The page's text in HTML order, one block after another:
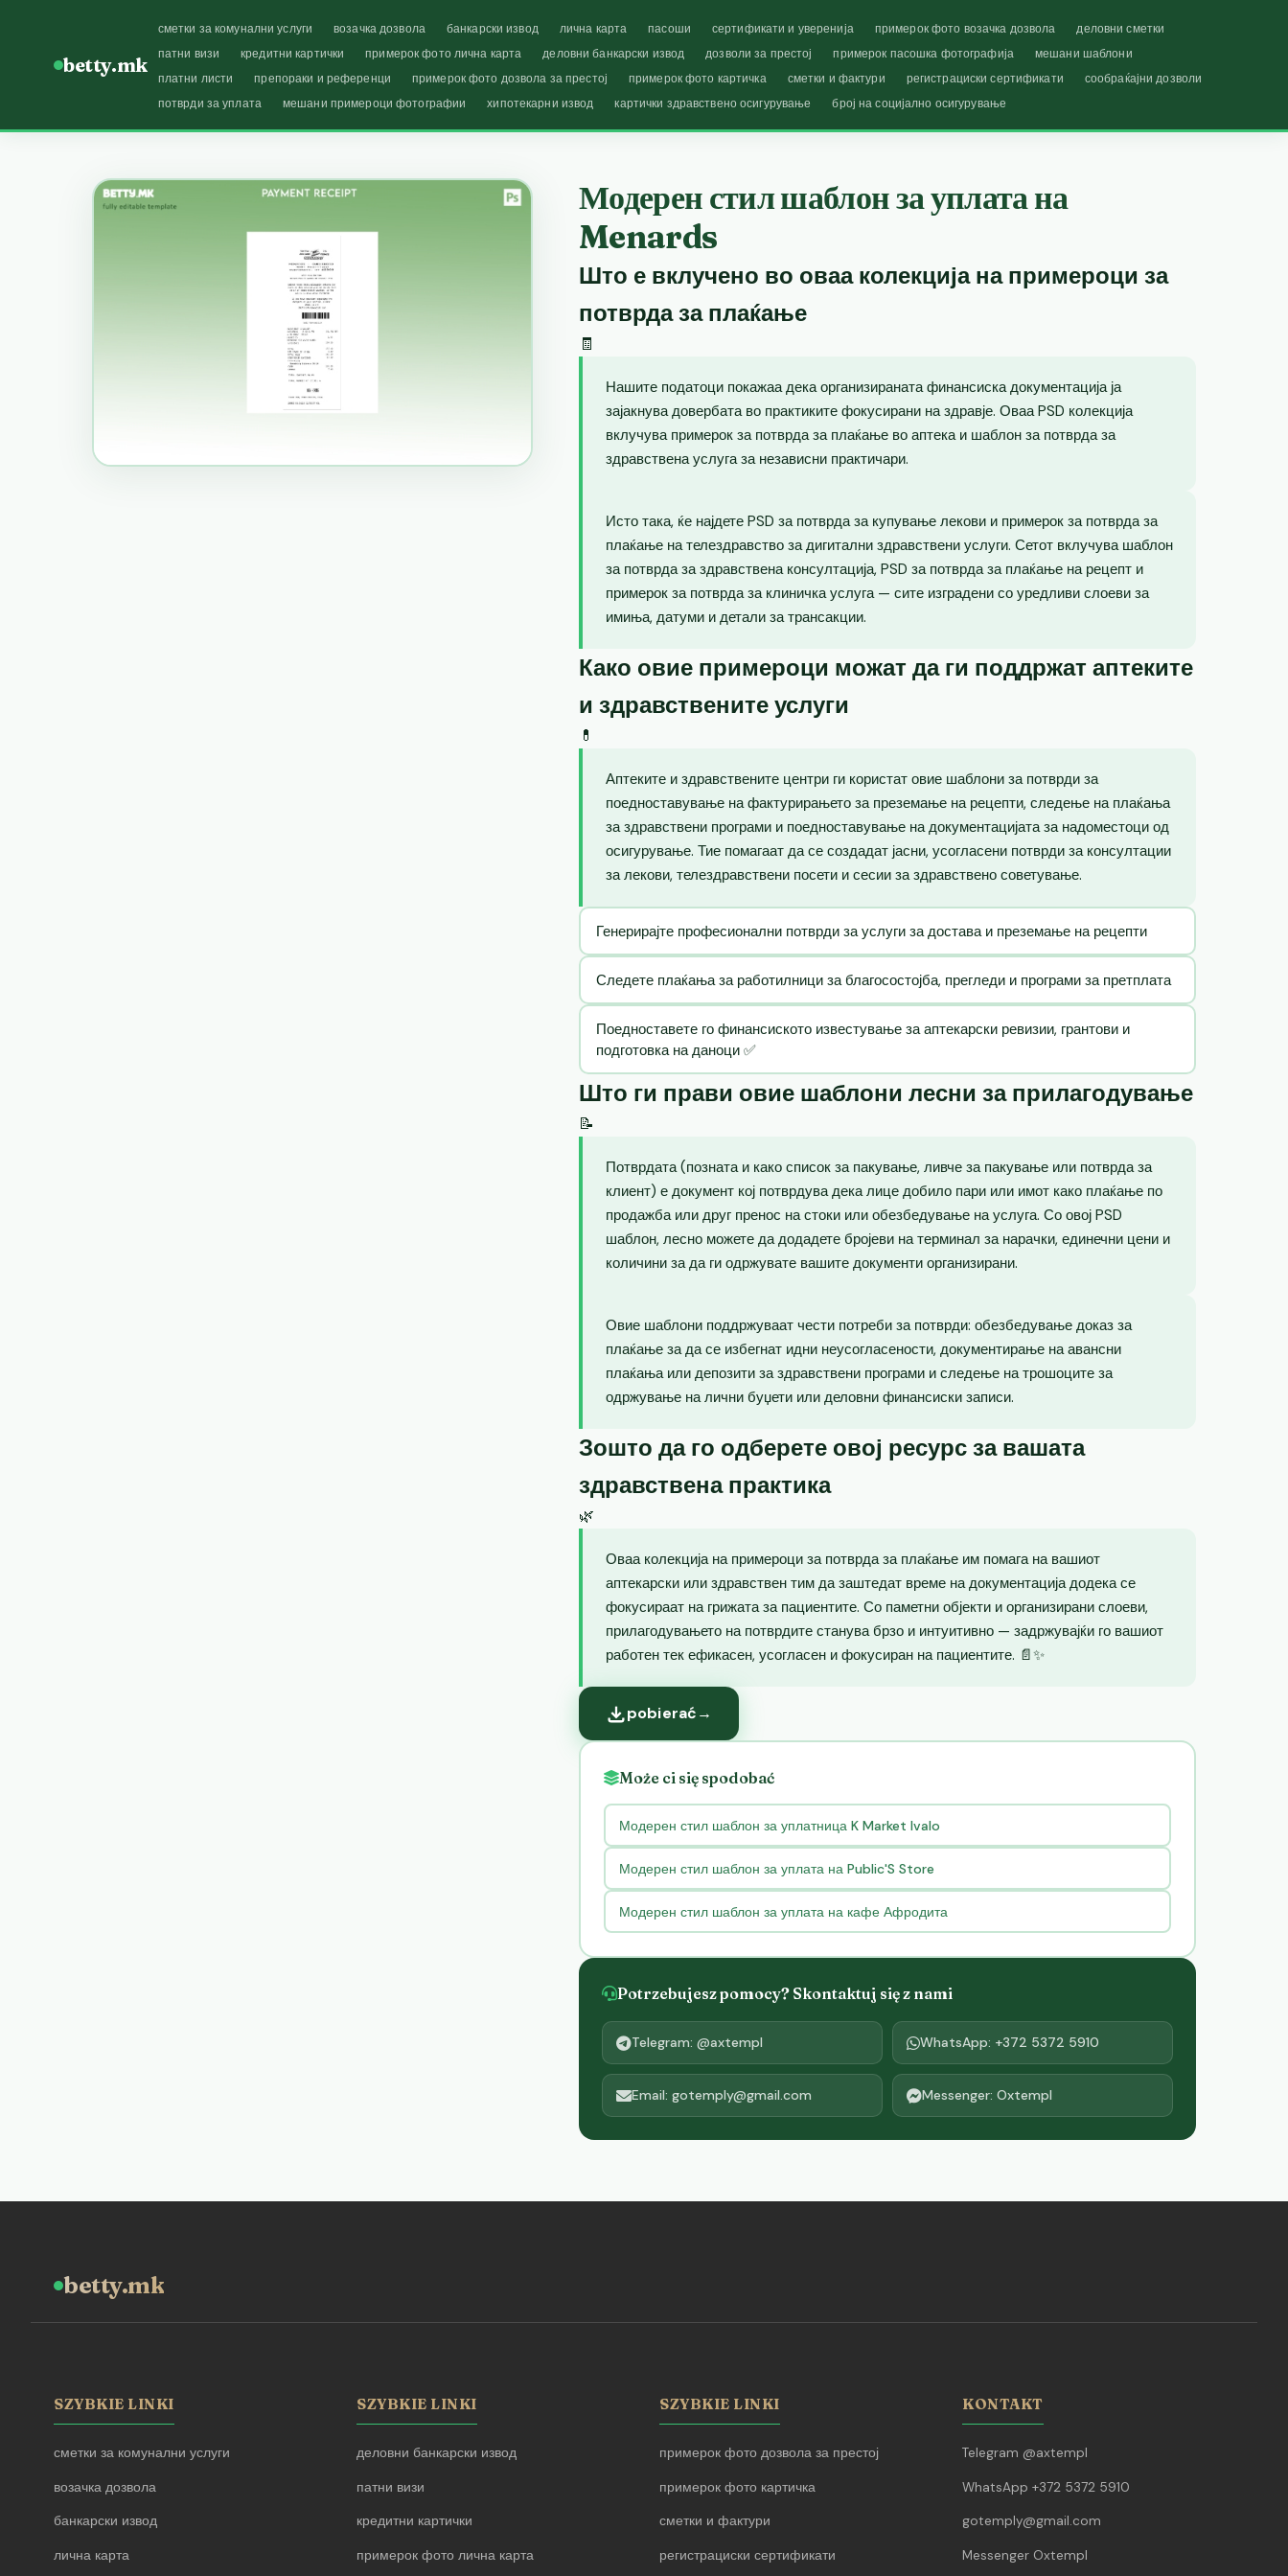
betty.mk
сметки за комунални услуги возачка дозвола банкарски извод лична карта пасоши сертификати и уверенија примерок фото возачка дозвола
деловни сметки
патни визи
кредитни картички примерок фото лична карта деловни банкарски извод дозволи за престој примерок пасошка фотографија
мешани шаблони
платни листи
препораки и референци примерок фото дозвола за престој примерок фото картичка сметки и фактури регистрациски сертификати
сообраќајни дозволи
потврди за уплата
мешани примероци фотографии хипотекарни извод картички здравствено осигурување број на социјално осигурување
Модерен стил шаблон за уплата на
Menards
Што е вклучено во оваа колекција на примероци за
потврда за плаќање
🧾
Нашите податоци покажаа дека организираната финансиска документација ја
зајакнува довербата во практиките фокусирани на здравје. Оваа PSD колекција
вклучува примерок за потврда за плаќање во аптека и шаблон за потврда за
здравствена услуга за независни практичари.
Исто така, ќе најдете PSD за потврда за купување лекови и примерок за потврда за
плаќање на телездравство за дигитални здравствени услуги. Сетот вклучува шаблон
за потврда за здравствена консултација, PSD за потврда за плаќање на рецепт и
примерок за потврда за клиничка услуга — сите изградени со уредливи слоеви за
имиња, датуми и детали за трансакции.
Како овие примероци можат да ги поддржат аптеките
и здравствените услуги
💊
Аптеките и здравствените центри ги користат овие шаблони за потврди за
поедноставување на фактурирањето за преземање на рецепти, следење на плаќања
за здравствени програми и поедноставување на документацијата за надоместоци од
осигурување. Тие помагаат да се создадат јасни, усогласени потврди за консултации
за лекови, телездравствени посети и сесии за здравствено советување.
Генерирајте професионални потврди за услуги за достава и преземање на рецепти
Следете плаќања за работилници за благосостојба, прегледи и програми за претплата
Поедноставете го финансиското известување за аптекарски ревизии, грантови и
подготовка на даноци ✅
Што ги прави овие шаблони лесни за прилагодување
📝
Потврдата (позната и како список за пакување, ливче за пакување или потврда за
клиент) е документ кој потврдува дека лице добило пари или имот како плаќање по
продажба или друг пренос на стоки или обезбедување на услуга. Со овој PSD
шаблон, лесно можете да додадете бројеви на терминал за нарачки, единечни цени и
количини за да ги одржувате вашите документи организирани.
Овие шаблони поддржуваат чести потреби за потврди: обезбедување доказ за
плаќање за да се избегнат идни неусогласености, документирање на авансни
плаќања или депозити за здравствени програми и следење на трошоците за
одржување на лични буџети или деловни финансиски записи.
Зошто да го одберете овој ресурс за вашата
здравствена практика
🌿
Оваа колекција на примероци за потврда за плаќање им помага на вашиот
аптекарски или здравствен тим да заштедат време на документација додека се
фокусираат на грижата за пациентите. Со паметни објекти и организирани слоеви,
прилагодувањето на потврдите станува брзо и интуитивно — задржувајќи го вашиот
работен тек ефикасен, усогласен и фокусиран на пациентите. 📄✨
pobierać→
Może ci się spodobać
Модерен стил шаблон за уплатница K Market Ivalo
Модерен стил шаблон за уплата на Public'S Store
Модерен стил шаблон за уплата на кафе Афродита
Potrzebujesz pomocy? Skontaktuj się z nami
Telegram: @axtempl WhatsApp: +372 5372 5910
Email: gotemply@gmail.com Messenger: Oxtempl
betty.mk
SZYBKIE LINKI
сметки за комунални услуги
возачка дозвола
банкарски извод
лична карта
SZYBKIE LINKI
деловни банкарски извод
патни визи
кредитни картички
примерок фото лична карта
SZYBKIE LINKI
примерок фото дозвола за престој
примерок фото картичка
сметки и фактури
регистрациски сертификати
KONTAKT
Telegram @axtempl
WhatsApp +372 5372 5910
gotemply@gmail.com
Messenger Oxtempl